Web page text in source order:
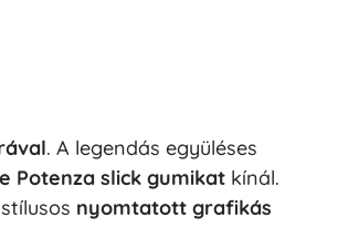
. A legendás együléses
Potenza slick gumikatkínál.
nyomtatott grafikás